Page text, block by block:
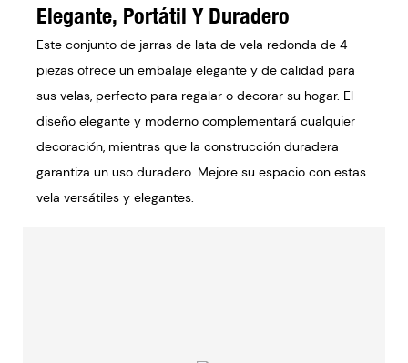
Elegante, Portátil Y Duradero
Este conjunto de jarras de lata de vela redonda de 4
piezas ofrece un embalaje elegante y de calidad para
sus velas, perfecto para regalar o decorar su hogar. El
diseño elegante y moderno complementará cualquier
decoración, mientras que la construcción duradera
garantiza un uso duradero. Mejore su espacio con estas
vela versátiles y elegantes.